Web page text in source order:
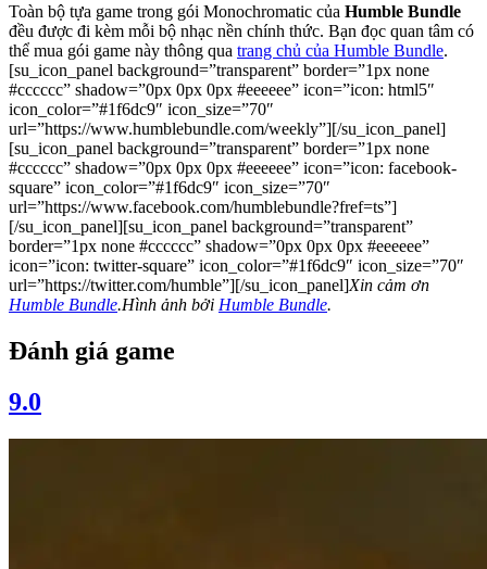
Toàn bộ tựa game trong gói Monochromatic của Humble Bundle
đều được đi kèm mỗi bộ nhạc nền chính thức. Bạn đọc quan tâm có
thể mua gói game này thông qua trang chủ của Humble Bundle.
[su_icon_panel background=”transparent” border=”1px none
#cccccc” shadow=”0px 0px 0px #eeeeee” icon=”icon: html5″
icon_color=”#1f6dc9″ icon_size=”70″
url=”https://www.humblebundle.com/weekly”][/su_icon_panel]
[su_icon_panel background=”transparent” border=”1px none
#cccccc” shadow=”0px 0px 0px #eeeeee” icon=”icon: facebook-
square” icon_color=”#1f6dc9″ icon_size=”70″
url=”https://www.facebook.com/humblebundle?fref=ts”]
[/su_icon_panel][su_icon_panel background=”transparent”
border=”1px none #cccccc” shadow=”0px 0px 0px #eeeeee”
icon=”icon: twitter-square” icon_color=”#1f6dc9″ icon_size=”70″
url=”https://twitter.com/humble”][/su_icon_panel]Xin cảm ơn
Humble Bundle.Hình ảnh bởi Humble Bundle.
Đánh giá game
9.0